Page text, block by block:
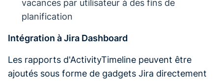
vacances par utilisateur à des fins de
planification
Intégration à Jira Dashboard
Les rapports d'ActivityTimeline peuvent être
ajoutés sous forme de gadgets Jira directement